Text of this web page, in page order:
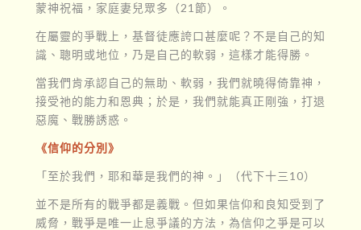
蒙神祝福，家庭妻兒眾多（21節）。
在屬靈的爭戰上，基督徒應誇口甚麼呢？不是自己的知
識、聰明或地位，乃是自己的軟弱，這樣才能得勝。
當我們肯承認自己的無助、軟弱，我們就曉得倚靠神，
接受祂的能力和恩典；於是，我們就能真正剛強，打退
惡魔、戰勝誘惑。
《信仰的分別》
「至於我們，耶和華是我們的神。」（代下十三10）
並不是所有的戰爭都是義戰。但如果信仰和良知受到了
威脅，戰爭是唯一止息爭議的方法，為信仰之爭是可以